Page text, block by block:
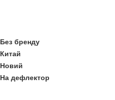
Без бренду
Китай
Новий
На дефлектор